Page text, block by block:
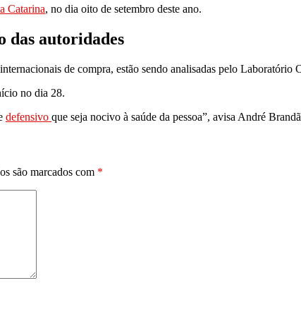
Catarina, no dia oito de setembro deste ano.
das autoridades
de compra, estão sendo analisadas pelo
no dia 28.
defensivo que seja nocivo à saúde da pessoa”, avisa André
são marcados com *